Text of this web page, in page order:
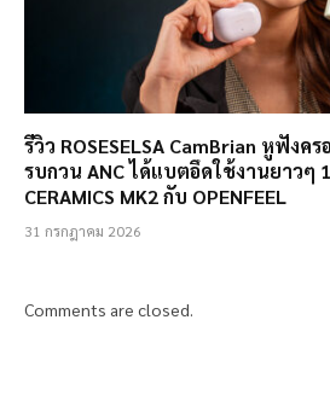
รีวิว ROSESELSA CamBrian หูฟังค
รบกวน ANC ได้แบตอึดใช้งานยาวๆ
CERAMICS MK2 กับ OPENFEEL
31 กรกฎาคม 2026
Comments are closed.